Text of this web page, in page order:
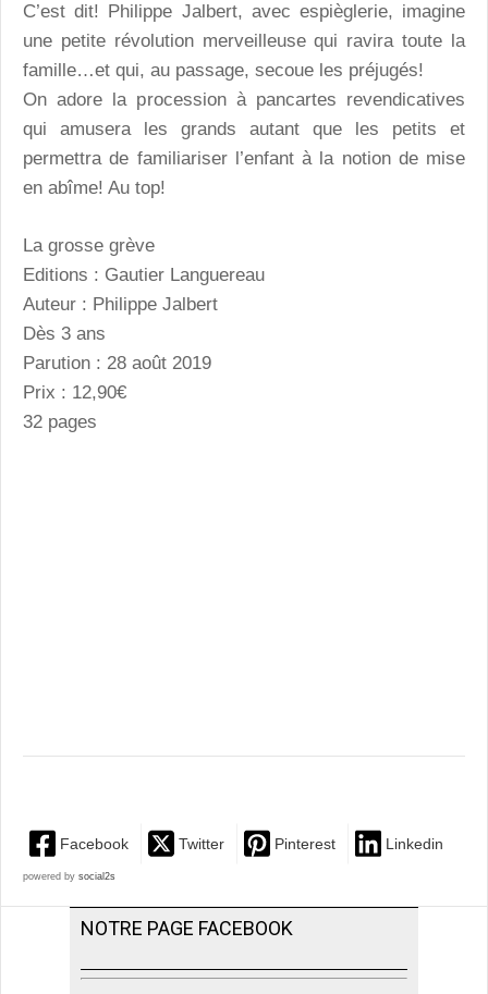
C’est dit! Philippe Jalbert, avec espièglerie, imagine
une petite révolution merveilleuse qui ravira toute la
famille…et qui, au passage, secoue les préjugés!
On adore la procession à pancartes revendicatives
qui amusera les grands autant que les petits et
permettra de familiariser l’enfant à la notion de mise
en abîme! Au top!
La grosse grève
Editions : Gautier Languereau
Auteur : Philippe Jalbert
Dès 3 ans
Parution : 28 août 2019
Prix : 12,90€
32 pages
Facebook Twitter Pinterest Linkedin
powered by social2s
NOTRE PAGE FACEBOOK